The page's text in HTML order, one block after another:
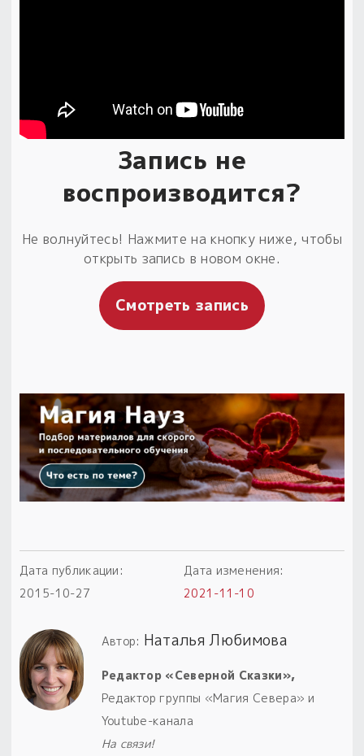
Запись не
воспроизводится?
Не волнуйтесь! Нажмите на кнопку ниже, чтобы
открыть запись в новом окне.
Смотреть запись
Дата публикации:
2015-10-27
Дата изменения:
2021-11-10
Автор: Наталья Любимова
Редактор «Северной Сказки»,
Редактор группы «Магия Севера» и
Youtube-канала
На связи!